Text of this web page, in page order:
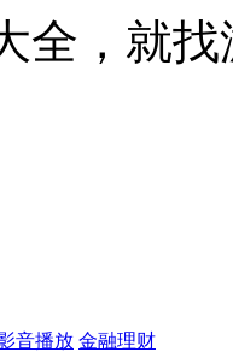
全，就
音播放 金融理财